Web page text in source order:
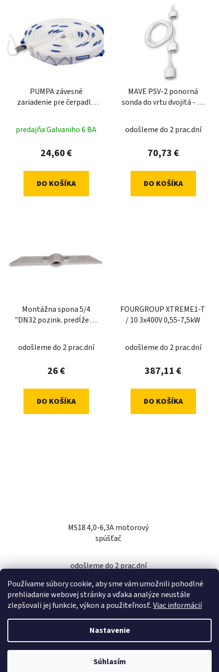
Používame súbory cookie, aby sme vám umožnili pohodlné
prehliadanie webovej stránky a vďaka analýze neustále
zlepšovali jej funkcie, výkon a použiteľnosť.Viac informácií
Nastavenie
Súhlasím
PUMPA závesné
zariadenie pre čerpadlá
predajňa Galvaniho 6 BA
24,60 €
DO KOŠÍKA
MAVE PSV-2 ponorná
sonda do vrtu dvojitá - 30
odošleme do 2 prac.dní
70,73 €
DO KOŠÍKA
Montážna spona 5/4
"DN32 pozink. predĺžená
odošleme do 2 prac.dní
26 €
DO KOŠÍKA
FOURGROUP XTREME1-T
/ 10 3x400V 0,55-7,5kW
odošleme do 2 prac.dní
387,11 €
DO KOŠÍKA
MS18 4,0-6,3A motorový
spúšťač
odošleme do 2 prac.dní
45,10 €
DO KOŠÍKA
Vytvoril Shoptet